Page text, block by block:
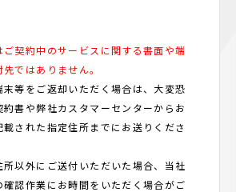
契約中のサービスに関する書面や端
ではありません。
等をご返却いただく場合は、大変恐
書や弊社カスタマーセンターからお
された指定住所までにお送りくださ
所以外にご送付いただいた場合、当社
認作業にお時間をいただく場合がご